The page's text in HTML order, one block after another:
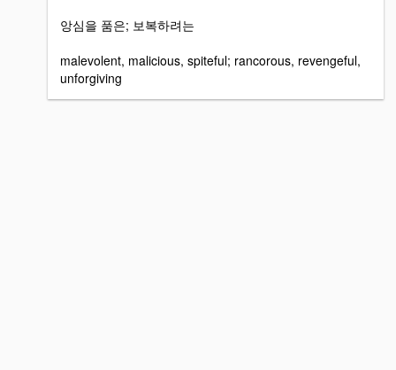
앙심을 품은; 보복하려는
malevolent, malicious, spiteful; rancorous, revengeful,
unforgiving